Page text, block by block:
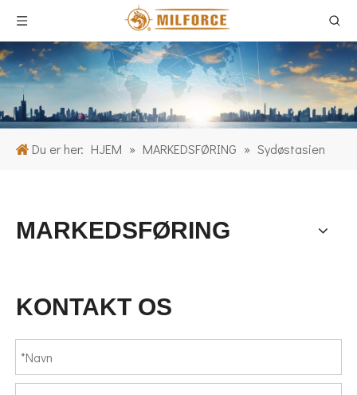
Du er her: HJEM » MARKEDSFØRING » Sydøstasien
MARKEDSFØRING
KONTAKT OS